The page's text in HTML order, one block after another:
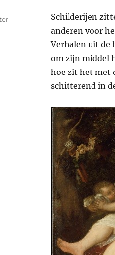
Schilderijen
anderen voor
Verhalen uit de
om zijn middel
hoe zit het met
schitterend in
op
Kunstverhaal: